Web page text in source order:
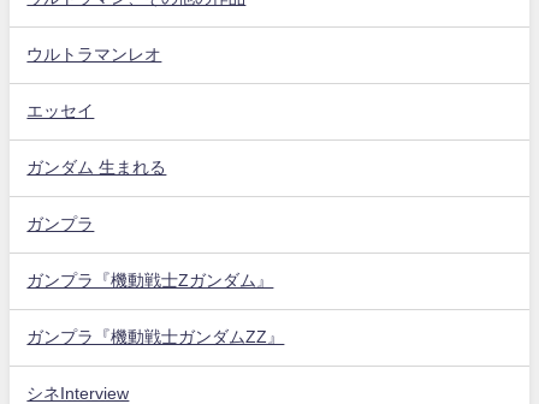
ウルトラマンレオ
エッセイ
ガンダム 生まれる
ガンプラ
ガンプラ『機動戦士Zガンダム』
ガンプラ『機動戦士ガンダムZZ』
シネInterview